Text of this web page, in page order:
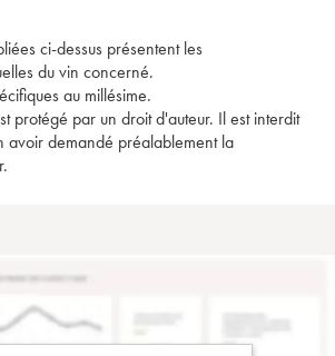
ci-dessus présentent les
du vin concerné.
au millésime.
protégé par un droit d'auteur. Il est interdit
avoir demandé préalablement la